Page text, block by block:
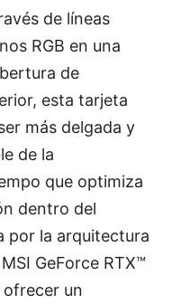
de líneas
RGB en una
de
esta tarjeta
más delgada y
de la
que optimiza
dentro del
por la arquitectura
GeForce RTX™
un